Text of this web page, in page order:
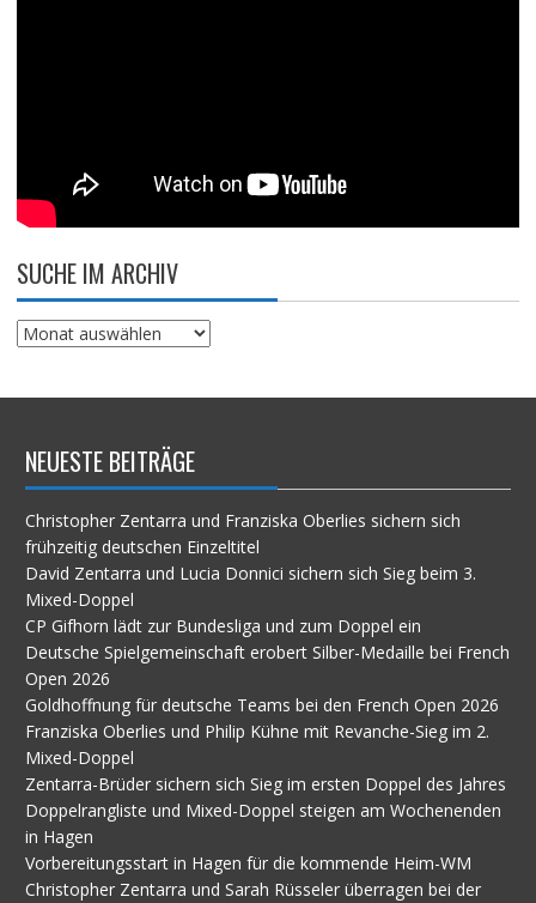
SUCHE IM ARCHIV
Suche
NEUESTE BEITRÄGE
Christopher Zentarra und Franziska Oberlies sichern sich
frühzeitig deutschen Einzeltitel
David Zentarra und Lucia Donnici sichern sich Sieg beim 3.
Mixed-Doppel
CP Gifhorn lädt zur Bundesliga und zum Doppel ein
Deutsche Spielgemeinschaft erobert Silber-Medaille bei French
Open 2026
Goldhoffnung für deutsche Teams bei den French Open 2026
Franziska Oberlies und Philip Kühne mit Revanche-Sieg im 2.
Mixed-Doppel
Zentarra-Brüder sichern sich Sieg im ersten Doppel des Jahres
Doppelrangliste und Mixed-Doppel steigen am Wochenenden
in Hagen
Vorbereitungsstart in Hagen für die kommende Heim-WM
Christopher Zentarra und Sarah Rüsseler überragen bei der